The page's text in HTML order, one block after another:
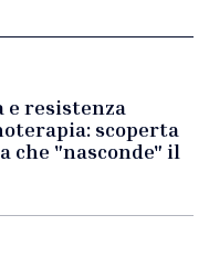
e resistenza
scoperta
che "nasconde" il